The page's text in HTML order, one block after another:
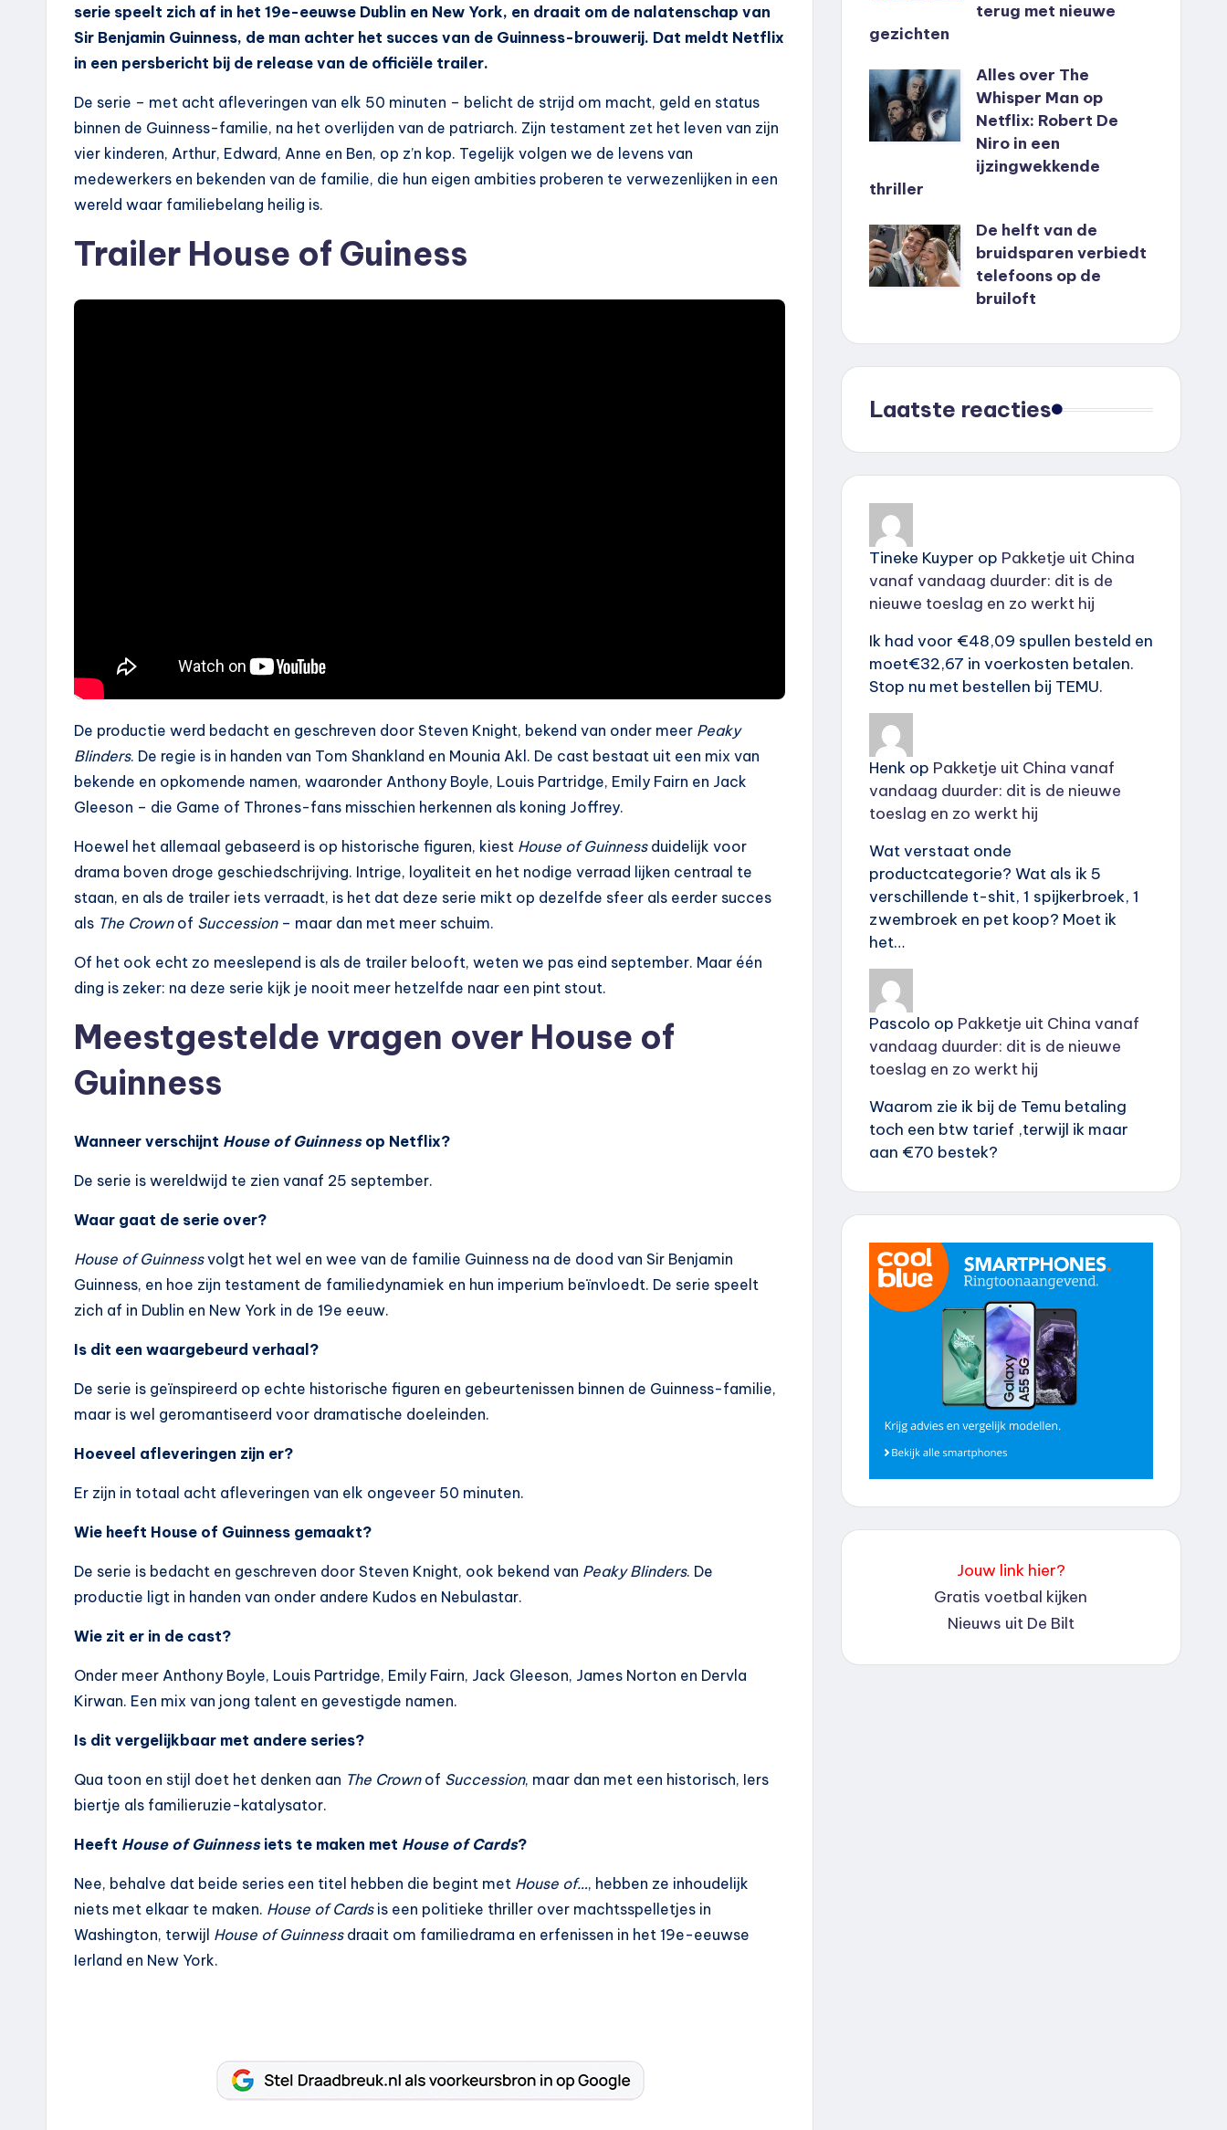
serie speelt zich af in het 19e-eeuwse Dublin en New York, en draait om de nalatenschap van
Sir Benjamin Guinness, de man achter het succes van de Guinness-brouwerij. Dat meldt Netflix
in een persbericht bij de release van de officiële trailer.
De serie – met acht afleveringen van elk 50 minuten – belicht de strijd om macht, geld en status
binnen de Guinness-familie, na het overlijden van de patriarch. Zijn testament zet het leven van zijn
vier kinderen, Arthur, Edward, Anne en Ben, op z’n kop. Tegelijk volgen we de levens van
medewerkers en bekenden van de familie, die hun eigen ambities proberen te verwezenlijken in een
wereld waar familiebelang heilig is.
Trailer House of Guiness
De productie werd bedacht en geschreven door Steven Knight, bekend van onder meer Peaky
Blinders. De regie is in handen van Tom Shankland en Mounia Akl. De cast bestaat uit een mix van
bekende en opkomende namen, waaronder Anthony Boyle, Louis Partridge, Emily Fairn en Jack
Gleeson – die Game of Thrones-fans misschien herkennen als koning Joffrey.
Hoewel het allemaal gebaseerd is op historische figuren, kiest House of Guinnessduidelijk voor
drama boven droge geschiedschrijving. Intrige, loyaliteit en het nodige verraad lijken centraal te
staan, en als de trailer iets verraadt, is het dat deze serie mikt op dezelfde sfeer als eerder succes
als The Crownof Succession– maar dan met meer schuim.
Of het ook echt zo meeslepend is als de trailer belooft, weten we pas eind september. Maar één
ding is zeker: na deze serie kijk je nooit meer hetzelfde naar een pint stout.
Meestgestelde vragen over House of
Guinness
Wanneer verschijnt House of Guinnessop Netflix?
De serie is wereldwijd te zien vanaf 25 september.
Waar gaat de serie over?
House of Guinnessvolgt het wel en wee van de familie Guinness na de dood van Sir Benjamin
Guinness, en hoe zijn testament de familiedynamiek en hun imperium beïnvloedt. De serie speelt
zich af in Dublin en New York in de 19e eeuw.
Is dit een waargebeurd verhaal?
De serie is geïnspireerd op echte historische figuren en gebeurtenissen binnen de Guinness-familie,
maar is wel geromantiseerd voor dramatische doeleinden.
Hoeveel afleveringen zijn er?
Er zijn in totaal acht afleveringen van elk ongeveer 50 minuten.
Wie heeft House of Guinness gemaakt?
De serie is bedacht en geschreven door Steven Knight, ook bekend van Peaky Blinders. De
productie ligt in handen van onder andere Kudos en Nebulastar.
Wie zit er in de cast?
Onder meer Anthony Boyle, Louis Partridge, Emily Fairn, Jack Gleeson, James Norton en Dervla
Kirwan. Een mix van jong talent en gevestigde namen.
Is dit vergelijkbaar met andere series?
Qua toon en stijl doet het denken aan The Crownof Succession, maar dan met een historisch, Iers
biertje als familieruzie-katalysator.
Heeft House of Guinnessiets te maken met House of Cards?
Nee, behalve dat beide series een titel hebben die begint met House of…, hebben ze inhoudelijk
niets met elkaar te maken. House of Cardsis een politieke thriller over machtsspelletjes in
Washington, terwijl House of Guinnessdraait om familiedrama en erfenissen in het 19e-eeuwse
Ierland en New York.
terug met nieuwe
gezichten
Alles over The
Whisper Man op
Netflix: Robert De
Niro in een
ijzingwekkende
thriller
De helft van de
bruidsparen verbiedt
telefoons op de
bruiloft
Laatste reacties
Tineke Kuyper op Pakketje uit China
vanaf vandaag duurder: dit is de
nieuwe toeslag en zo werkt hij
Ik had voor €48,09 spullen besteld en
moet€32,67 in voerkosten betalen.
Stop nu met bestellen bij TEMU.
Henkop Pakketje uit China vanaf
vandaag duurder: dit is de nieuwe
toeslag en zo werkt hij
Wat verstaat onde
productcategorie? Wat als ik 5
verschillende t-shit, 1 spijkerbroek, 1
zwembroek en pet koop? Moet ik
het…
Pascolo op Pakketje uit China vanaf
vandaag duurder: dit is de nieuwe
toeslag en zo werkt hij
Waarom zie ik bij de Temu betaling
toch een btw tarief ,terwijl ik maar
aan €70 bestek?
Jouw link hier?
Gratis voetbal kijken
Nieuws uit De Bilt